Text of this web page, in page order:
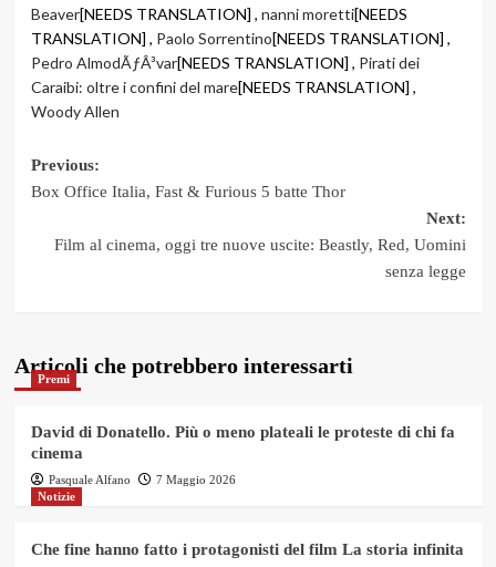
Beaver[NEEDS TRANSLATION] , nanni moretti[NEEDS
TRANSLATION] , Paolo Sorrentino[NEEDS TRANSLATION] ,
Pedro AlmodÃƒÂ³var[NEEDS TRANSLATION] , Pirati dei
Caraibi: oltre i confini del mare[NEEDS TRANSLATION] ,
Woody Allen
Post
Previous:
Box Office Italia, Fast & Furious 5 batte Thor
Next:
Film al cinema, oggi tre nuove uscite: Beastly, Red, Uomini
senza legge
Articoli che potrebbero interessarti
Premi
David di Donatello. Più o meno plateali le proteste di chi fa
cinema
Pasquale Alfano
7 Maggio 2026
Notizie
Che fine hanno fatto i protagonisti del film La storia infinita